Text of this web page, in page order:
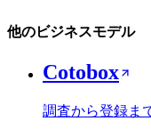
他のビジネスモデル
Cotobox
調査から登録ま